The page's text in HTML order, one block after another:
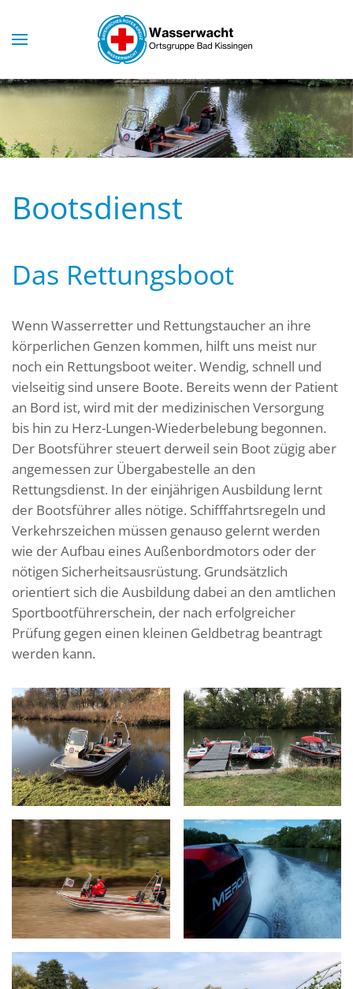
Skip to main content
Bootsdienst
Das Rettungsboot
Wenn Wasserretter und Rettungstaucher an ihre
körperlichen Genzen kommen, hilft uns meist nur
noch ein Rettungsboot weiter. Wendig, schnell und
vielseitig sind unsere Boote. Bereits wenn der Patient
an Bord ist, wird mit der medizinischen Versorgung
bis hin zu Herz-Lungen-Wiederbelebung begonnen.
Der Bootsführer steuert derweil sein Boot zügig aber
angemessen zur Übergabestelle an den
Rettungsdienst. In der einjährigen Ausbildung lernt
der Bootsführer alles nötige. Schifffahrtsregeln und
Verkehrszeichen müssen genauso gelernt werden
wie der Aufbau eines Außenbordmotors oder der
nötigen Sicherheitsausrüstung. Grundsätzlich
orientiert sich die Ausbildung dabei an den amtlichen
Sportbootführerschein, der nach erfolgreicher
Prüfung gegen einen kleinen Geldbetrag beantragt
werden kann.